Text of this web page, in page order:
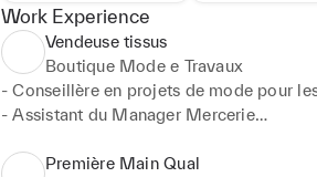
Work Experience
Vendeuse tissus
Boutique Mode e Travaux
- Conseillère en projets de mode pour
- Assistant du Manager Mercerie
- Vente de tissus
Première Main Qual